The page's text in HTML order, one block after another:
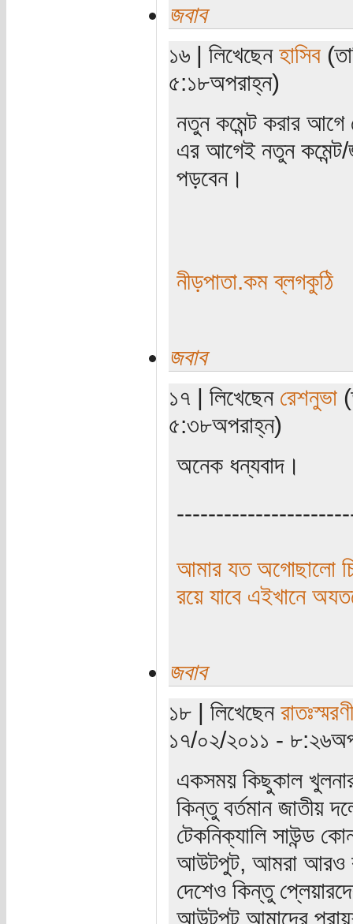
জবাব
১৬ | লিখেছেন হাসিব
৫:১৮অপরাহ্ন)
নতুন কমেন্ট করার
এর আগেই নতুন
পড়বেন।
নীড়পাতা.কম ব্লগকুঠি
জবাব
১৭ | লিখেছেন রেশনুভা
৫:৩৮অপরাহ্ন)
অনেক ধন্যবাদ।
আমার যত অগোছালো
রয়ে যাবে এইখানে
জবাব
১৮ | লিখেছেন
১৭/০২/২০১১ -
একসময় কিছুকাল খুলনার
কিন্তু বর্তমান জাতীয়
টেকনিক্যালি সাউন্ড
আউটপুট, আমরা আরও
দেশেও কিন্তু
আউটপুট আমাদের